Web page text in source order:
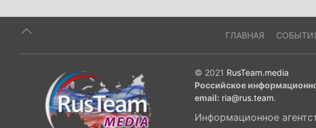
ГЛАВНАЯ
© 2021 RusTeam.media
Российское
email: ria@rus.team.
Информационное